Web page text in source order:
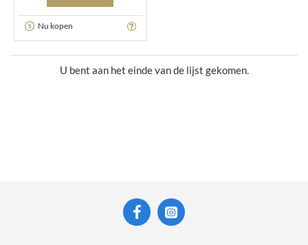
Nu kopen
U bent aan het einde van de lijst gekomen.